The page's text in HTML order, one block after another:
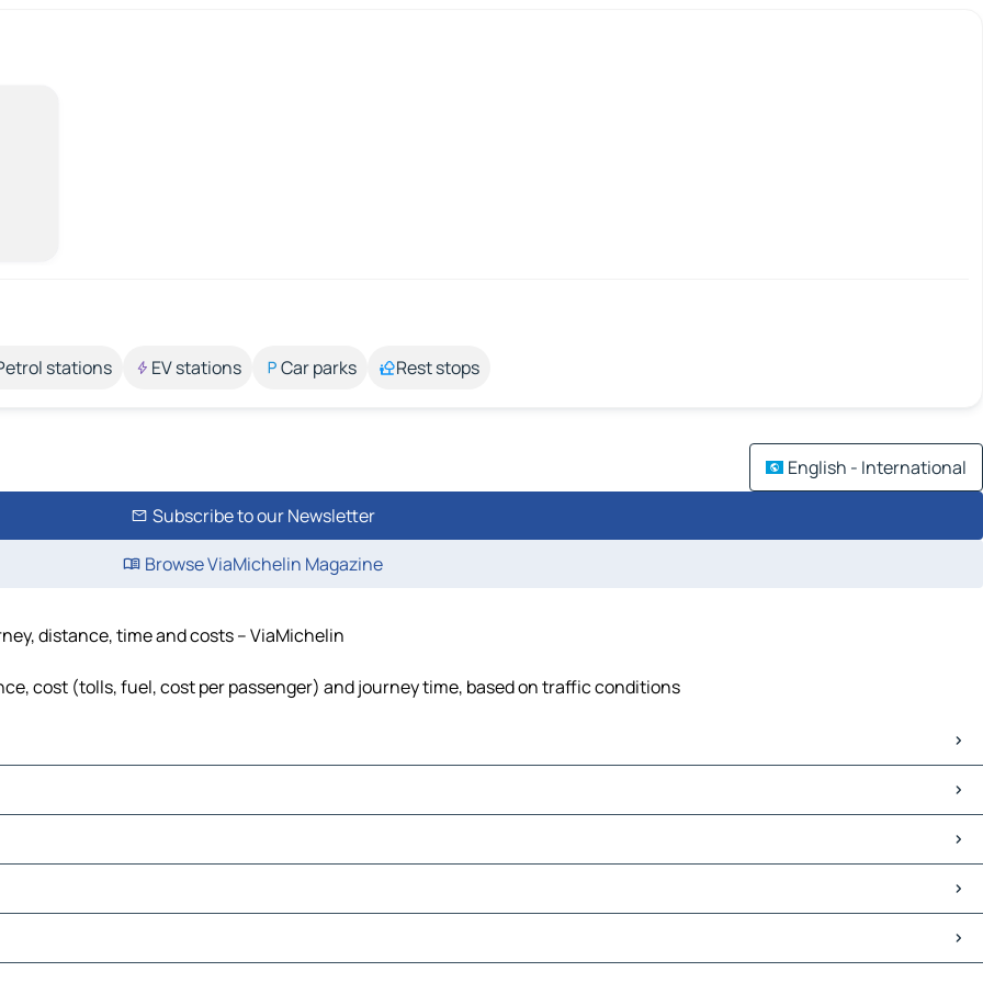
stations EV stations Car parks Rest stops
English - International
Subscribe to our Newsletter
Browse ViaMichelin Magazine
distance, time and costs – ViaMichelin
cost (tolls, fuel, cost per passenger) and journey time, based on traffic conditions